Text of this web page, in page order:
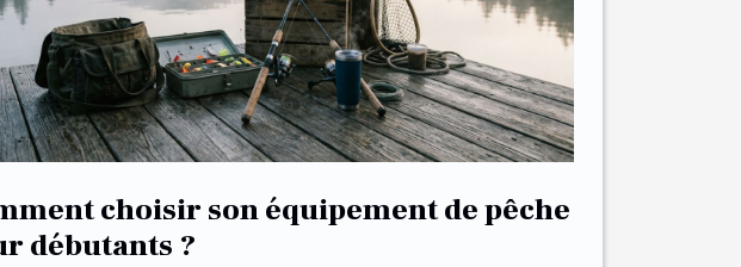
choisir son équipement de pêche
débutants ?